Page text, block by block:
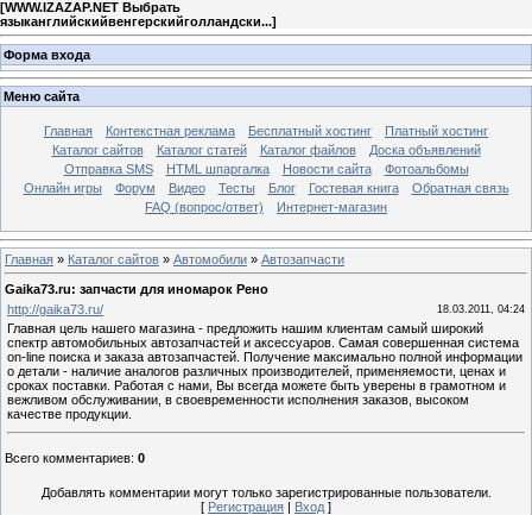
[WWW.IZAZAP.NET Выбрать
языканглийскийвенгерскийголландски...]
Форма входа
Меню сайта
Главная Контекстная реклама Бесплатный хостинг
Платный хостинг
Каталог сайтов
Каталог статей Каталог файлов
Доска объявлений
Отправка SMS
HTML шпаргалка Новости сайта
Фотоальбомы
Онлайн игры
Форум Видео Тесты Блог Гостевая книга
Обратная связь
FAQ (вопрос/ответ)
Интернет-магазин
Главная » Каталог сайтов » Автомобили » Автозапчасти
Gaika73.ru: запчасти для иномарок Рено
http://gaika73.ru/
18.03.2011, 04:24
Главная цель нашего магазина - предложить нашим клиентам самый широкий
спектр автомобильных автозапчастей и аксессуаров. Самая совершенная система
on-line поиска и заказа автозапчастей. Получение максимально полной информации
о детали - наличие аналогов различных производителей, применяемости, ценах и
сроках поставки. Работая с нами, Вы всегда можете быть уверены в грамотном и
вежливом обслуживании, в своевременности исполнения заказов, высоком
качестве продукции.
Всего комментариев: 0
Добавлять комментарии могут только зарегистрированные пользователи.
[ Регистрация | Вход ]